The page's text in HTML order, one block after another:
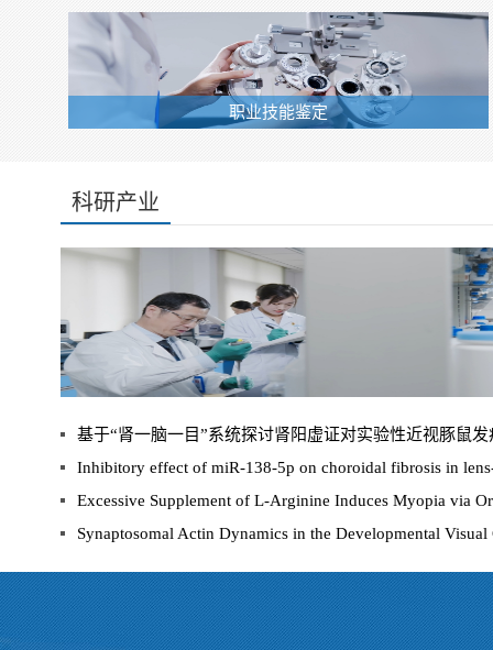
职业技能鉴定
科研产业
Inhibitory effect of miR-138-5p on choroidal fibrosis in